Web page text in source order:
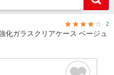
2
化ガラスクリアケース ベージュ